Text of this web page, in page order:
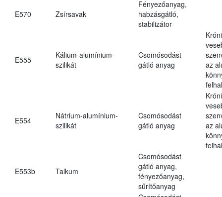
E570 Zsírsavak
Fényezőanyag,
habzásgátló,
stabilizátor
E555
Kálium-alumínium-
szilikát
Csomósodást
gátló anyag
az
E554
Nátrium-alumínium-
szilikát
Csomósodást
gátló anyag
az
E553b Talkum
Csomósodást
gátló anyag,
fényezőanyag,
sűrítőanyag